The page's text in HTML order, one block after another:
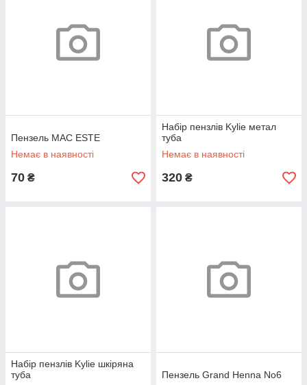
Пензель MAC ESTE
Немає в наявності
70 ₴
Набір пензлів Kylie метал
туба
Немає в наявності
320 ₴
Набір пензлів Kylie шкіряна
туба
Пензель Grand Henna No6